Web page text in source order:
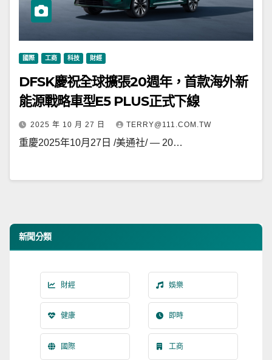
國際 工商 科技 財經
DFSK慶祝全球擴張20週年，首款海外新
能源戰略車型E5 PLUS正式下線
2025 年 10 月 27 日 TERRY@111.COM.TW
重慶2025年10月27日 /美通社/ — 20…
新聞分類
財經 娛樂
健康 即時
國際 工商